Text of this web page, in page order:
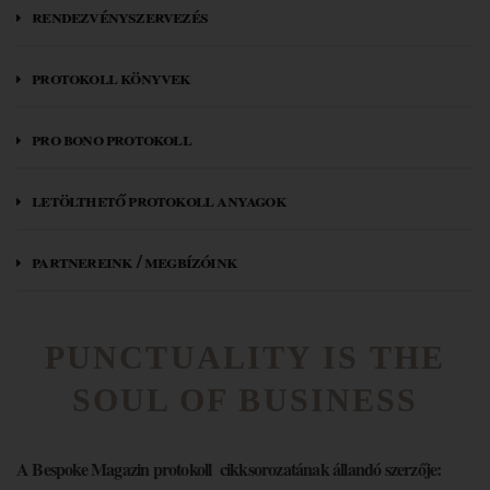
rendezvényszervezés
protokoll könyvek
pro bono protokoll
letölthető protokoll anyagok
partnereink / megbízóink
A Bespoke Magazin protokoll cikksorozatának állandó szerzője: